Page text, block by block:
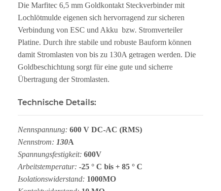
Die Marfitec 6,5 mm Goldkontakt Steckverbinder mit
Lochlötmulde eigenen sich hervorragend zur sicheren
Verbindung von ESC und Akku bzw. Stromverteiler
Platine. Durch ihre stabile und robuste Bauform können
damit Stromlasten von bis zu 130A getragen werden. Die
Goldbeschichtung sorgt für eine gute und sicherre
Übertragung der Stromlasten.
Technische Details:
Nennspannung: 600 V DC-AC (RMS)
Nennstrom: 130A
Spannungsfestigkeit: 600V
Arbeitstemperatur: -25 ° C bis + 85 ° C
Isolationswiderstand: 1000MO